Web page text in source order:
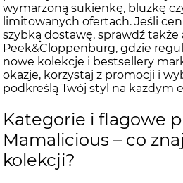
wymarzoną sukienkę, bluzkę
limitowanych ofertach. Jeśli
szybką dostawę, sprawdź
Peek&Cloppenburg, gdzie
nowe kolekcje i bestsellery
okazje, korzystaj z promocji i
podkreślą Twój styl na każdym
Kategorie i flagowe
Mamalicious – co
kolekcji?